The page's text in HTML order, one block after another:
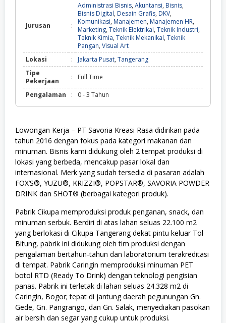
Jurusan :
Administrasi Bisnis, Akuntansi, Bisnis,
Bisnis Digital, Desain Grafis, DKV,
Komunikasi, Manajemen, Manajemen HR,
Marketing, Teknik Elektrikal, Teknik Industri,
Teknik Kimia, Teknik Mekanikal, Teknik
Pangan, Visual Art
Lokasi
: Jakarta Pusat, Tangerang
Tipe
Pekerjaan
: Full Time
Pengalaman : 0 - 3 Tahun
Lowongan Kerja – PT Savoria Kreasi Rasa didirikan pada
tahun 2016 dengan fokus pada kategori makanan dan
minuman. Bisnis kami didukung oleh 2 tempat produksi di
lokasi yang berbeda, mencakup pasar lokal dan
internasional. Merk yang sudah tersedia di pasaran adalah
FOX’S®, YUZU®, KRIZZI®, POPSTAR®, SAVORIA POWDER
DRINK dan SHOT® (berbagai kategori produk).
Pabrik Cikupa memproduksi produk penganan, snack, dan
minuman serbuk. Berdiri di atas lahan seluas 22.100 m2
yang berlokasi di Cikupa Tangerang dekat pintu keluar Tol
Bitung, pabrik ini didukung oleh tim produksi dengan
pengalaman bertahun-tahun dan laboratorium terakreditasi
di tempat. Pabrik Caringin memproduksi minuman PET
botol RTD (Ready To Drink) dengan teknologi pengisian
panas. Pabrik ini terletak di lahan seluas 24.328 m2 di
Caringin, Bogor; tepat di jantung daerah pegunungan Gn.
Gede, Gn. Pangrango, dan Gn. Salak, menyediakan pasokan
air bersih dan segar yang cukup untuk produksi.